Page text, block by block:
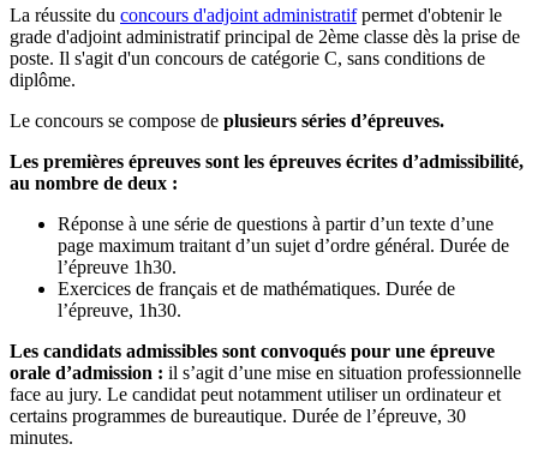
La réussite du concours d'adjoint administratifpermet d'obtenir le
grade d'adjoint administratif principal de 2ème classe dès la prise de
poste. Il s'agit d'un concours de catégorie C, sans conditions de
diplôme.
Le concours se compose de plusieurs séries d’épreuves.
Les premières épreuves sont les épreuves écrites d’admissibilité,
au nombre de deux :
Réponse à une série de questions à partir d’un texte d’une
page maximum traitant d’un sujet d’ordre général. Durée de
l’épreuve 1h30.
Exercices de français et de mathématiques. Durée de
l’épreuve, 1h30.
Les candidats admissibles sont convoqués pour une épreuve
orale d’admission : il s’agit d’une mise en situation professionnelle
face au jury. Le candidat peut notamment utiliser un ordinateur et
certains programmes de bureautique. Durée de l’épreuve, 30
minutes.